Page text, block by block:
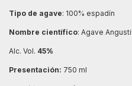
Tipo de agave: 100% espadín
Nombre científico: Agave
Alc. Vol. 45%
Presentación: 750 ml